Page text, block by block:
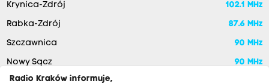
Krynica-Zdrój 102.1 MHz
Rabka-Zdrój 87.6 MHz
Szczawnica 90 MHz
Nowy Sącz 90 MHz
Radio Kraków informuje,